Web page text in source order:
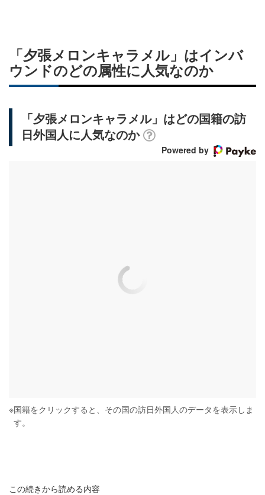
「夕張メロンキャラメル」はインバ
ウンドのどの属性に人気なのか
「夕張メロンキャラメル」はどの国籍の訪
日外国人に人気なのか
Powered by
※国籍をクリックすると、その国の訪日外国人のデータを表示しま
す。
この続きから読める内容